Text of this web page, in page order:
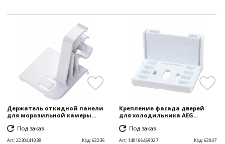
Держатель откидной панели
для морозильной камеры...
Под заказ
Art:2230441038 Код:62235
Крепление фасада дверей
для холодильника AEG...
Под заказ
Art:140166469027 Код:62047